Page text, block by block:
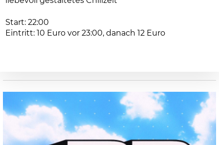
Start: 22:00
Eintritt: 10 Euro vor 23:00, danach 12 Euro